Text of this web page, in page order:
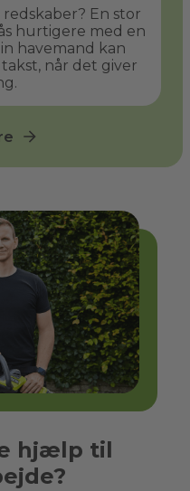
En stor
hurtigere med en
havemand kan
når det giver
hjælp til